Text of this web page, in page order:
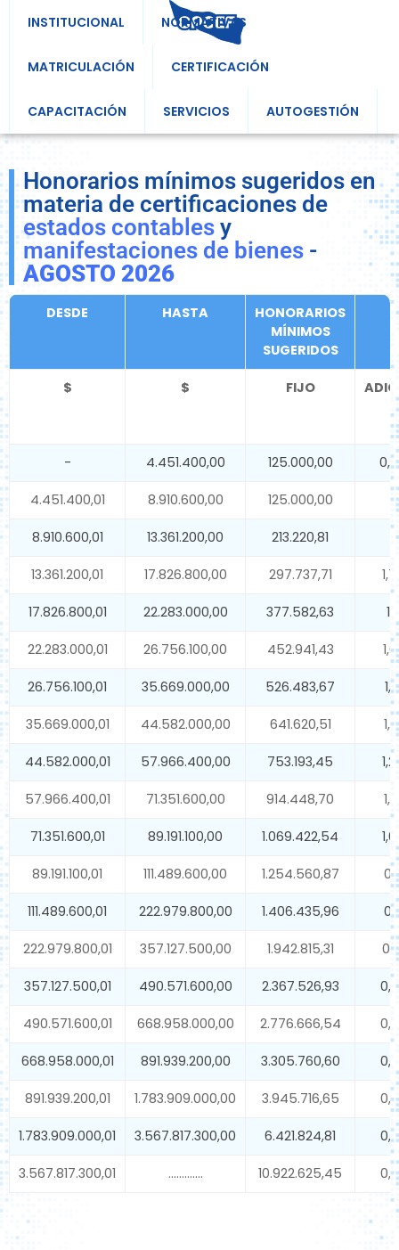
INSTITUCIONAL NORMATIVAS
MATRICULACIÓN CERTIFICACIÓN
CAPACITACIÓN SERVICIOS AUTOGESTIÓN
Honorarios mínimos sugeridos en
materia de certificaciones de
estados contables y
manifestaciones de bienes -
AGOSTO 2026
DESDE HASTA
HONORARIOS
MÍNIMOS
SUGERIDOS
$ $ FIJO
- 4.451.400,00 125.000,00
4.451.400,01 8.910.600,00 125.000,00
8.910.600,01 13.361.200,00 213.220,81
13.361.200,01 17.826.800,00 297.737,71
17.826.800,01 22.283.000,00 377.582,63
22.283.000,01 26.756.100,00 452.941,43
26.756.100,01 35.669.000,00 526.483,67
35.669.000,01 44.582.000,00 641.620,51
44.582.000,01 57.966.400,00 753.193,45
57.966.400,01 71.351.600,00 914.448,70
71.351.600,01 89.191.100,00 1.069.422,54
89.191.100,01 111.489.600,00 1.254.560,87
111.489.600,01 222.979.800,00 1.406.435,96
222.979.800,01 357.127.500,00 1.942.815,31
357.127.500,01 490.571.600,00 2.367.526,93
490.571.600,01 668.958.000,00 2.776.666,54
668.958.000,01 891.939.200,00 3.305.760,60
891.939.200,01 1.783.909.000,00 3.945.716,65
1.783.909.000,01 3.567.817.300,00 6.421.824,81
3.567.817.300,01 …………. 10.922.625,45